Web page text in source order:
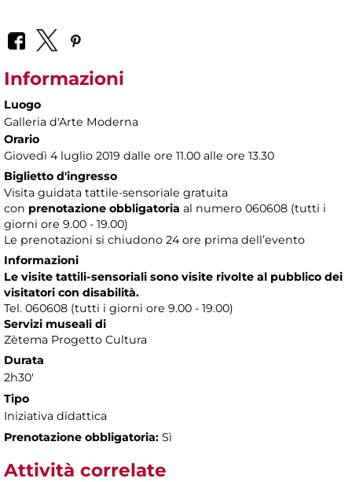
Informazioni
Luogo
Galleria d'Arte Moderna
Orario
Giovedì 4 luglio 2019 dalle ore 11.00 alle ore 13.30
Biglietto d'ingresso
Visita guidata tattile-sensoriale gratuita
con prenotazione obbligatoria al numero 060608 (tutti i
giorni ore 9.00 - 19.00)
Le prenotazioni si chiudono 24 ore prima dell’evento
Informazioni
Le visite tattili-sensoriali sono visite rivolte al pubblico dei
visitatori con disabilità.
Tel. 060608 (tutti i giorni ore 9.00 - 19.00)
Servizi museali di
Zètema Progetto Cultura
Durata
2h30'
Tipo
Iniziativa didattica
Prenotazione obbligatoria: Sì
Attività correlate